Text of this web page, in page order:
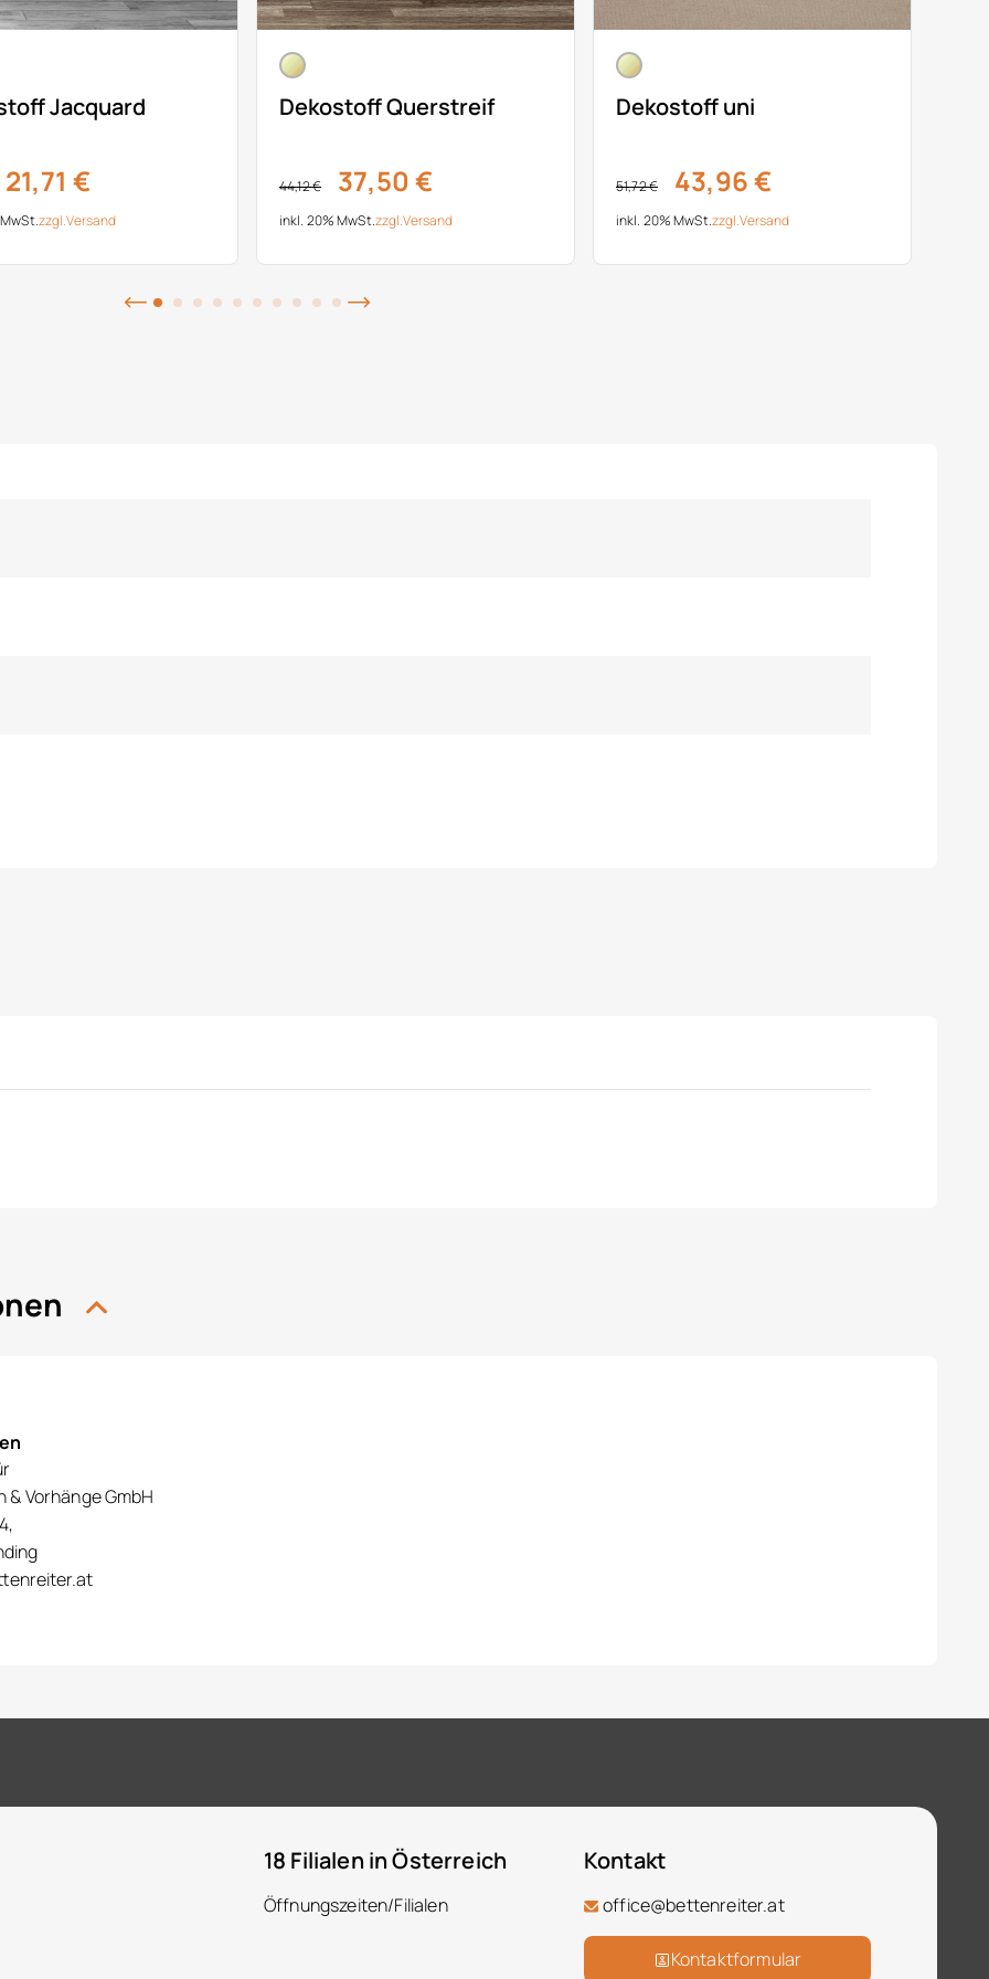
Jacquard
21,71 €
zzgl.Versand
Dekostoff Querstreif
44,12 € 37,50 €
inkl. 20% MwSt.zzgl.Versand
Dekostoff uni
51,72 € 43,96 €
inkl. 20% MwSt.zzgl.Versand
Vorhänge GmbH
18 Filialen in Österreich
Öffnungszeiten/Filialen
Kontakt
office@bettenreiter.at
Kontaktformular